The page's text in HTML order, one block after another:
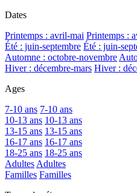
Dates
Printemps : avril-mai Printemps :
Été : juin-septembre Été : juin-
Automne : octobre-novembre
Hiver : décembre-mars Hiver :
Ages
7-10 ans 7-10 ans
10-13 ans 10-13 ans
13-15 ans 13-15 ans
16-17 ans 16-17 ans
18-25 ans 18-25 ans
Adultes Adultes
Familles Familles